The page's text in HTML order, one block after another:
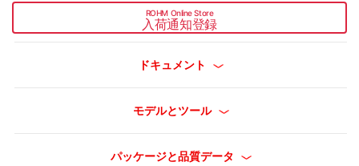
ROHM Online Store
入荷通知登録
ドキュメント
モデルとツール
パッケージと品質データ